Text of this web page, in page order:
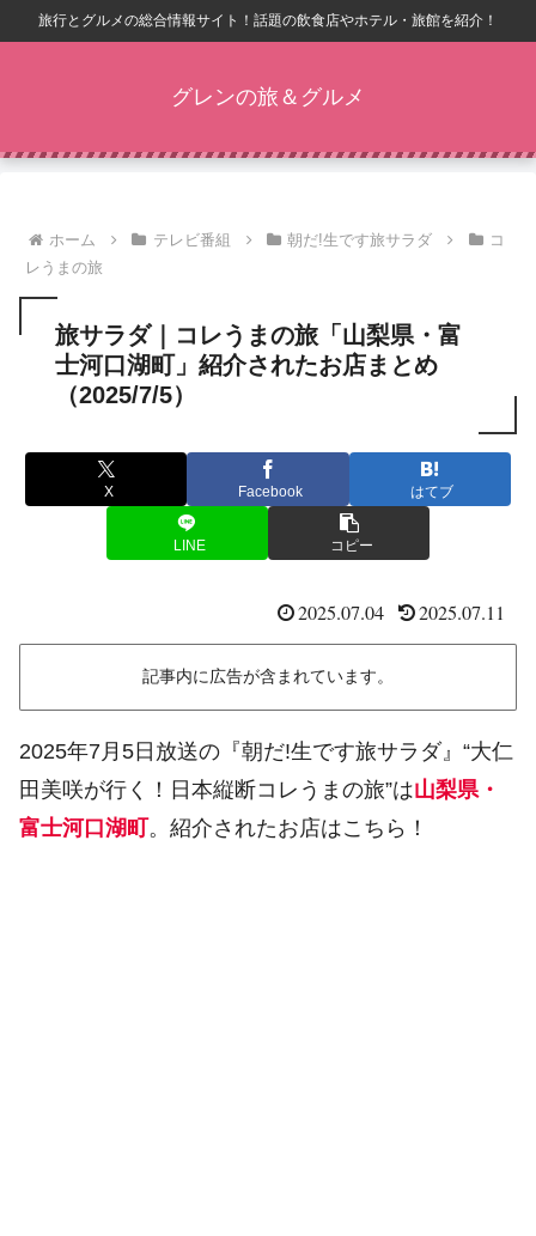
旅行とグルメの総合情報サイト！話題の飲食店やホテル・旅館を紹介！
グレンの旅＆グルメ
ホーム テレビ番組 朝だ!生です旅サラダ
コ
レうまの旅
旅サラダ｜コレうまの旅「山梨県・富
士河口湖町」紹介されたお店まとめ
（2025/7/5）
X Facebook はてブ
LINE コピー
2025.07.04 2025.07.11
記事内に広告が含まれています。
2025年7月5日放送の『朝だ!生です旅サラダ』“大仁
田美咲が行く！日本縦断コレうまの旅”は山梨県・
富士河口湖町。紹介されたお店はこちら！